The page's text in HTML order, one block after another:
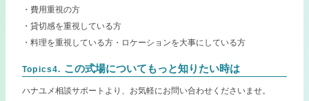
・費用重視の方
・貸切感を重視している方
・料理を重視している方・ロケーションを大事にしている方
Topics4. この式場についてもっと知りたい時は
ハナユメ相談サポートより、お気軽にお問い合わせくださいませ。